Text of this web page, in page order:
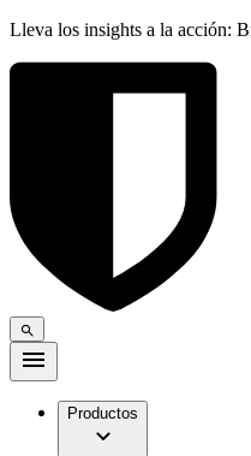
Lleva los insights a la acción:
Productos